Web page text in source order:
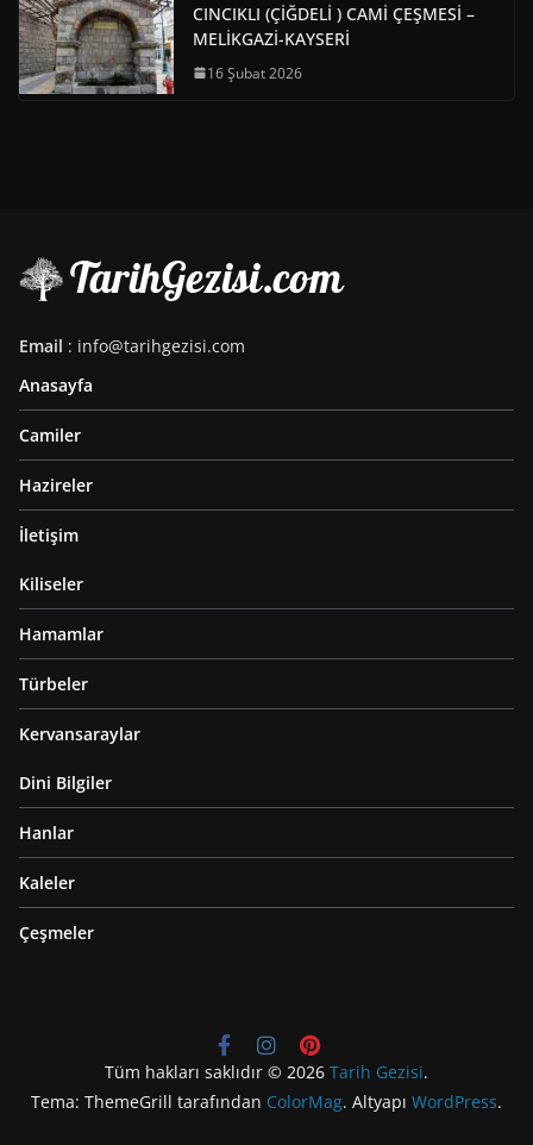
CINCIKLI (ÇİĞDELİ ) CAMİ ÇEŞMESİ –
MELİKGAZİ-KAYSERİ
16 Şubat 2026
Email : info@tarihgezisi.com
Anasayfa
Camiler
Hazireler
İletişim
Kiliseler
Hamamlar
Türbeler
Kervansaraylar
Dini Bilgiler
Hanlar
Kaleler
Çeşmeler
Tüm hakları saklıdır © 2026 Tarih Gezisi.
Tema: ThemeGrill tarafından ColorMag. Altyapı WordPress.